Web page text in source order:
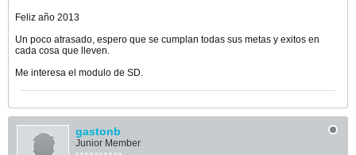
Feliz año 2013
Un poco atrasado, espero que se cumplan todas sus metas y exitos en
cada cosa que lleven.
Me interesa el modulo de SD.
gastonb
Junior Member